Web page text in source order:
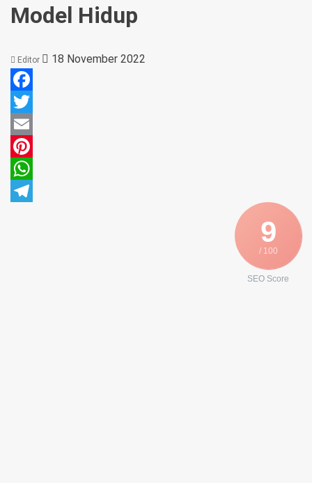
Model Hidup
Editor 18 November 2022
Facebook
Twitter
Email
Pinterest
WhatsApp
9
/ 100
SEO Score